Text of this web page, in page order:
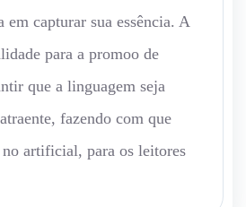
capturar sua essência. A
para a promoo de
que a linguagem seja
fazendo com que
no artificial, para os leitores